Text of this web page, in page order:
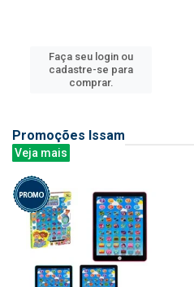
Faça seu login ou
cadastre-se para
comprar.
Promoções Issam
Veja mais